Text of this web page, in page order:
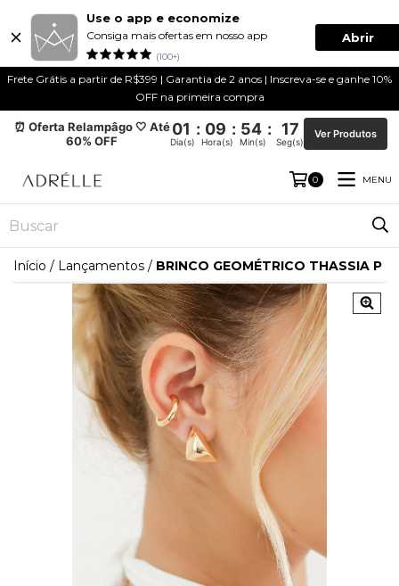
Use o app e economize
Consiga mais ofertas em nosso app
(100+)
Abrir
Frete Grátis a partir de R$399 | Garantia de 2 anos | Inscreva-se e ganhe 10%
OFF na primeira compra
⏰ Oferta Relampâgo 🤍 Até
60% OFF
01 : 09 : 54 : 17
Dia(s) Hora(s) Min(s) Seg(s)
Ver Produtos
0 MENU
Início / Lançamentos / BRINCO GEOMÉTRICO THASSIA P